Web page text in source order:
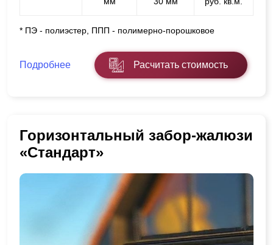
* ПЭ - полиэстер, ППП - полимерно-порошковое
Подробнее Расчитать стоимость
Горизонтальный забор-жалюзи
«Стандарт»